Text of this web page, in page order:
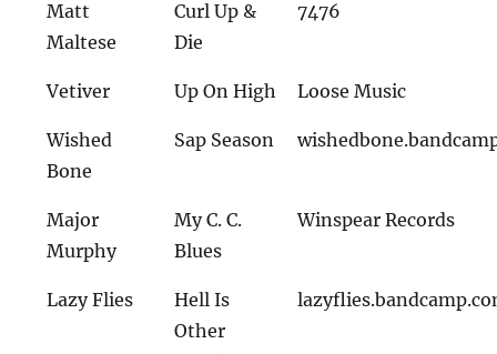
Matt
Maltese
Curl Up &
Die
7476
Vetiver Up On High Loose Music
Wished
Bone
Sap Season
Major
Murphy
My C. C.
Blues
Winspear Records
Lazy Flies
Hell Is
Other